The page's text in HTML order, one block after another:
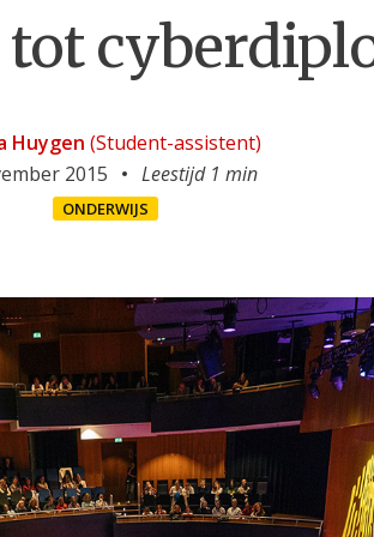
Huygen (Student-assistent)
2015
Leestijd 1 min
ONDERWIJS